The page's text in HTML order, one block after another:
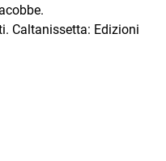
Caltanissetta: Edizioni